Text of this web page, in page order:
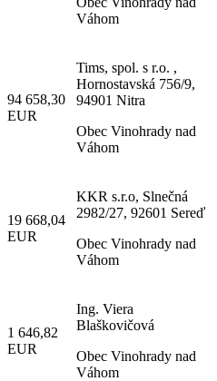
Váhom
94 658,30
EUR
Tims, spol. s r.o. ,
Hornostavská 756/9,
94901 Nitra
Obec Vinohrady nad
Váhom
19 668,04
EUR
KKR s.r.o, Slnečná
2982/27, 92601 Sereď
Obec Vinohrady nad
Váhom
1 646,82
EUR
Ing. Viera
Blaškovičová
Obec Vinohrady nad
Váhom